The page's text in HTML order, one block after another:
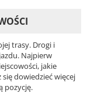
trasy. Drogi i
Najpierw
jakie
dowiedzieć więcej
pozycję.